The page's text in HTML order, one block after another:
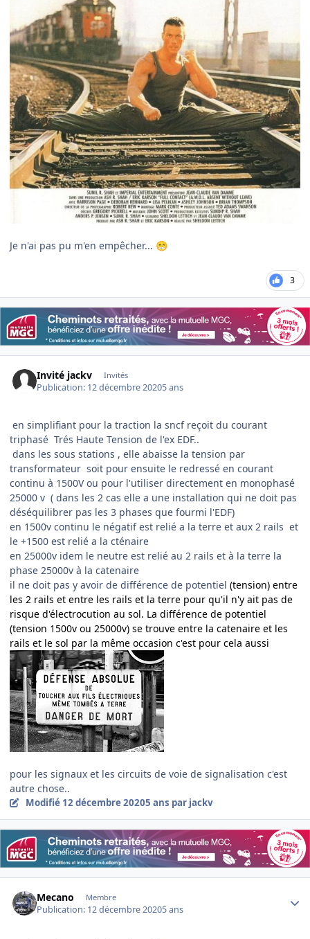
Je n'ai pas pu m'en empêcher... 😁
3
Invité jackv Invités
Publication: 12 décembre 20205 ans
en simplifiant pour la traction la sncf reçoit du courant
triphasé Trés Haute Tension de l'ex EDF..
dans les sous stations , elle abaisse la tension par
transformateur soit pour ensuite le redressé en courant
continu à 1500V ou pour l'utiliser directement en monophasé
25000 v ( dans les 2 cas elle a une installation qui ne doit pas
déséquilibrer pas les 3 phases que fourmi l'EDF)
en 1500v continu le négatif est relié a la terre et aux 2 rails et
le +1500 est relié a la cténaire
en 25000v idem le neutre est relié au 2 rails et à la terre la
phase 25000v à la catenaire
il ne doit pas y avoir de différence de potentiel (tension) entre
les 2 rails et entre les rails et la terre pour qu'il n'y ait pas de
risque d'électrocution au sol. La différence de potentiel
(tension 1500v ou 25000v) se trouve entre la catenaire et les
rails et le sol par la même occasion c'est pour cela aussi
pour les signaux et les circuits de voie de signalisation c'est
autre chose..
Modifié 12 décembre 20205 ans par jackv
Mecano Membre
Publication: 12 décembre 20205 ans